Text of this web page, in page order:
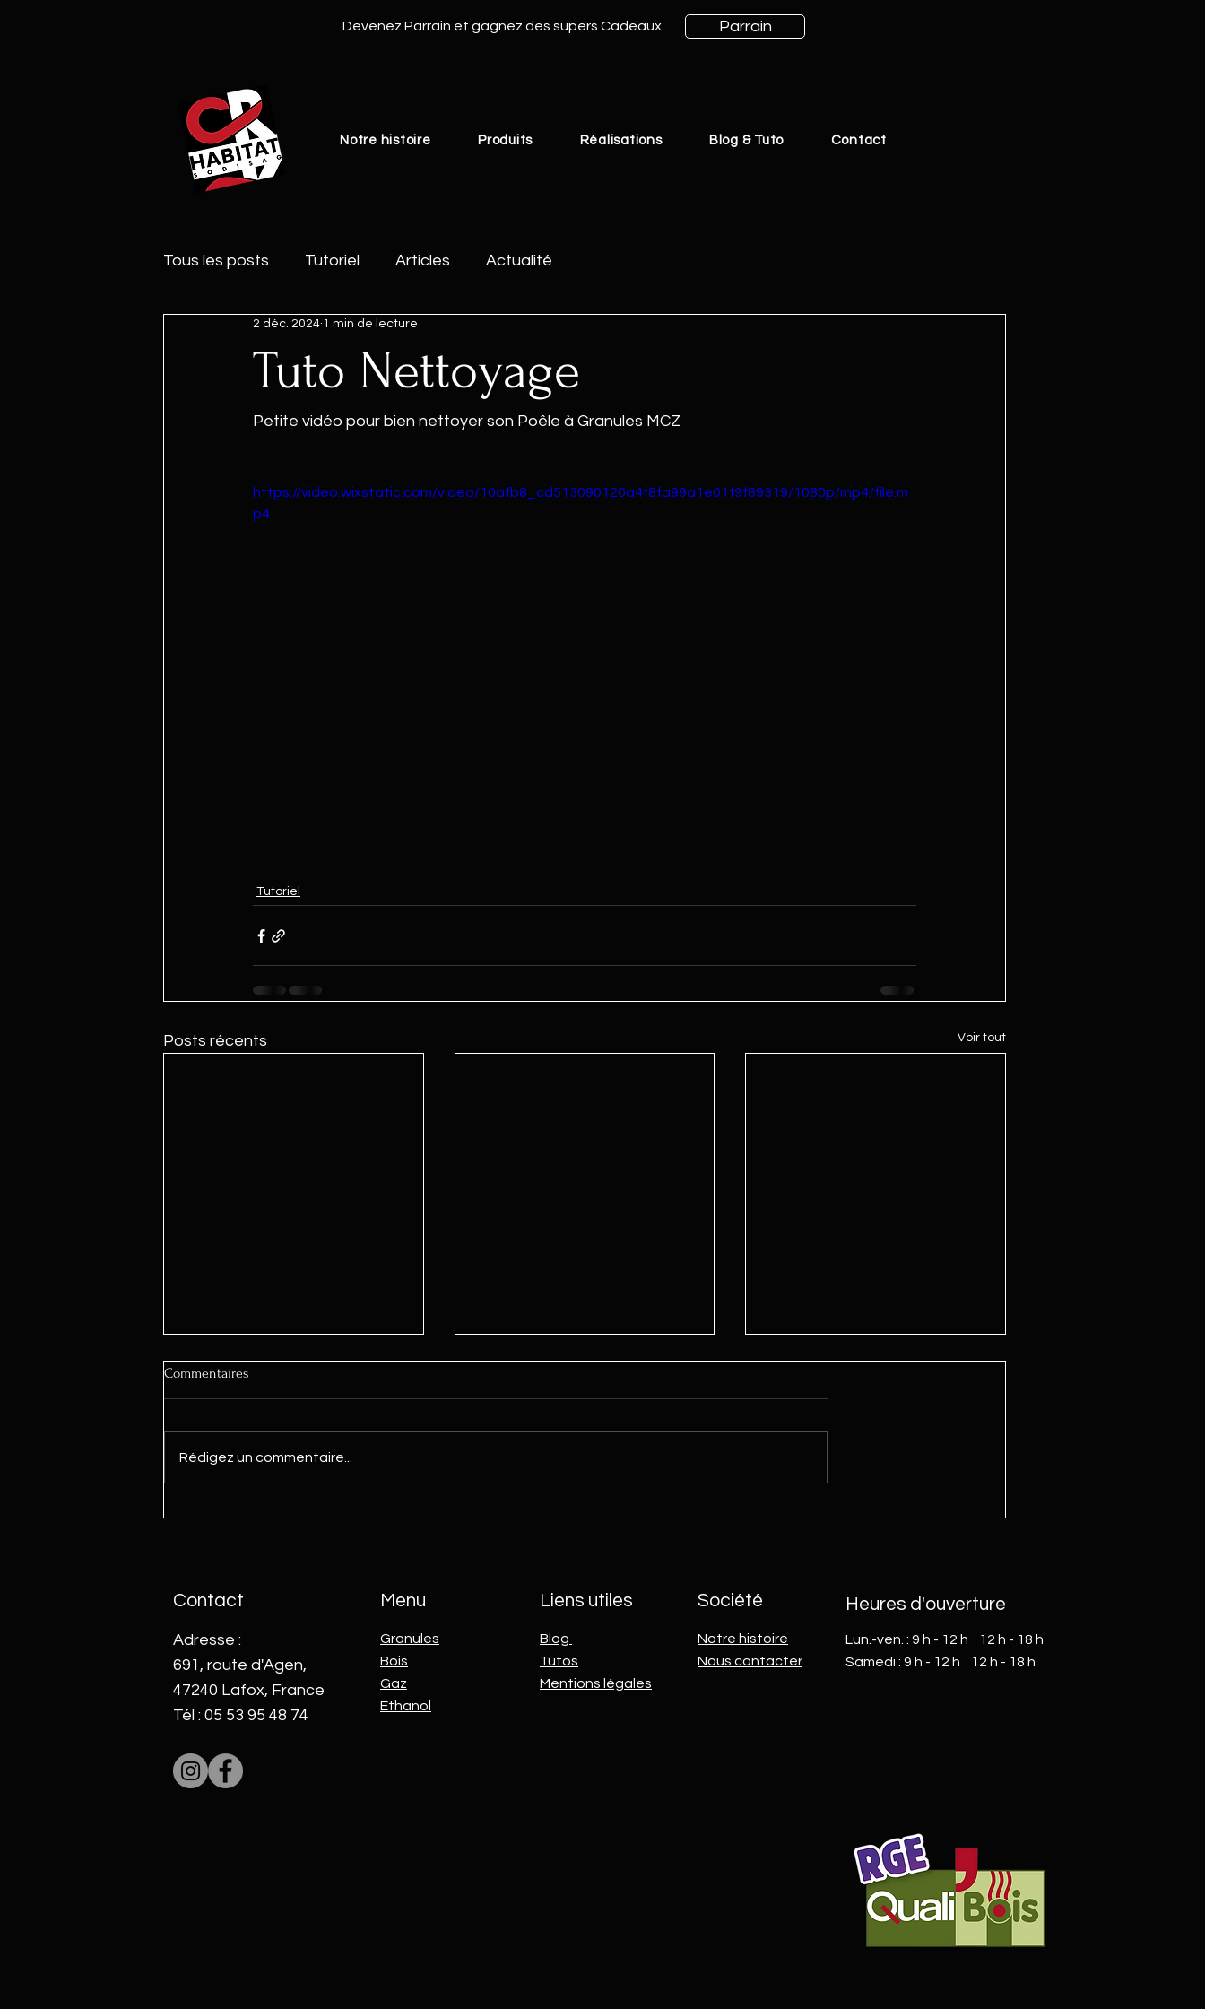
Devenez Parrain et gagnez des supers Cadeaux Parrain
Notre histoire Produits Réalisations Blog & Tuto Contact
Tous les posts Tutoriel Articles Actualité
Tuto Nettoyage
2 déc. 2024 1 min de lecture
Petite vidéo pour bien nettoyer son Poêle à Granules MCZ
https://video.wixstatic.com/video/10afb8_cd513090120a4f8fa99a1e01f9f89319/1080p/mp4/file.m
p4
Tutoriel
Posts récents Voir tout
TUTO : Réserve des pellets
Commentaires
Rédigez un commentaire...
Contact
Adresse :
691, route d'Agen,
47240 Lafox, France
Tél : 05 53 95 48 74
Menu
Granules
Bois
Gaz
Ethanol
Liens utiles
Blog
Tutos
Mentions légales
Société
Notre histoire
Nous contacter
Heures d'ouverture
Lun.-ven. : 9 h - 12 h 12 h - 18 h
​​Samedi : 9 h - 12 h 12 h - 18 h